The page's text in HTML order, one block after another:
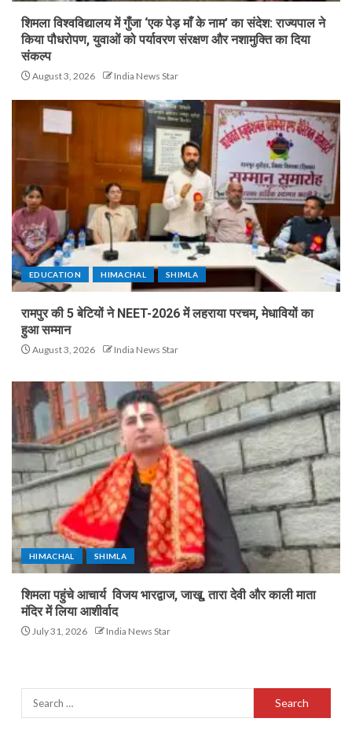
शिमला विश्वविद्यालय में गुँजा ‘एक पेड़ माँ के नाम’ का संदेश: राज्यपाल ने
किया पौधरोपण, युवाओं को पर्यावरण संरक्षण और नशामुक्ति का दिया
संकल्प
August 3, 2026 India News Star
EDUCATION HIMACHAL SHIMLA
रामपुर की 5 बेटियों ने NEET-2026 में लहराया परचम, मेधावियों का
हुआ सम्मान
August 3, 2026 India News Star
HIMACHAL SHIMLA
शिमला पहुंचे आचार्य विजय भारद्वाज, जाखू, तारा देवी और काली माता
मंदिर में लिया आशीर्वाद
July 31, 2026 India News Star